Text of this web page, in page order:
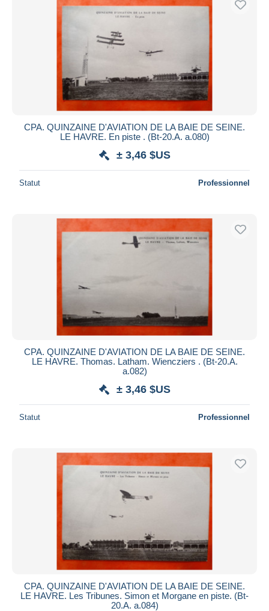
CPA. QUINZAINE D'AVIATION DE LA BAIE DE SEINE.
LE HAVRE. En piste . (Bt-20.A. a.080)
± 3,46 $US
Statut Professionnel
CPA. QUINZAINE D'AVIATION DE LA BAIE DE SEINE.
LE HAVRE. Thomas. Latham. Wiencziers . (Bt-20.A.
a.082)
± 3,46 $US
Statut Professionnel
CPA. QUINZAINE D'AVIATION DE LA BAIE DE SEINE.
LE HAVRE. Les Tribunes. Simon et Morgane en piste. (Bt-
20.A. a.084)